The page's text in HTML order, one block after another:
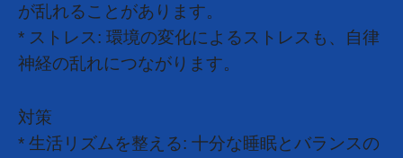
が乱れることがあります。
* ストレス: 環境の変化によるストレスも、自律
神経の乱れにつながります。
対策
* 生活リズムを整える: 十分な睡眠とバランスの